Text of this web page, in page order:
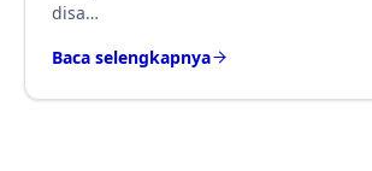
disa…
Baca selengkapnya